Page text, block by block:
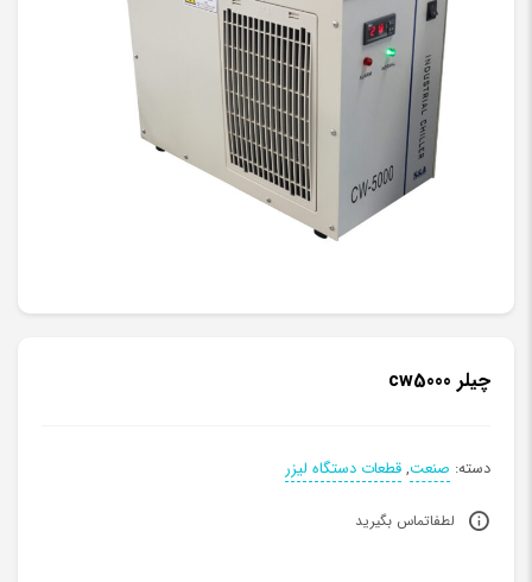
چیلر cw5000
دسته: صنعت,قطعات دستگاه لیزر
لطفاتماس بگیرید